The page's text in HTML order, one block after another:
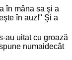
în mâna sa şi a
în auz!" Şi a
au uitat cu groază
numaidecât